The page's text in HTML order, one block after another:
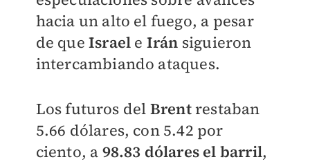
hacia un alto el fuego, a pesar
de que Israel e Irán siguieron
intercambiando ataques.
Los futuros del Brentrestaban
5.66 dólares, con 5.42 por
ciento, a 98.83 dólares el barril,